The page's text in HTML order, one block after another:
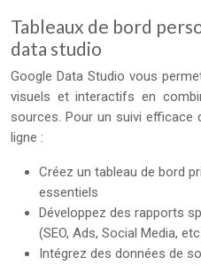
Tableaux de bord
data studio
Google Data Studio vous
visuels et interactifs en
sources. Pour un suivi
ligne :
Créez un tableau de bord
essentiels
Développez des rapports
(SEO, Ads, Social Media,
Intégrez des données de